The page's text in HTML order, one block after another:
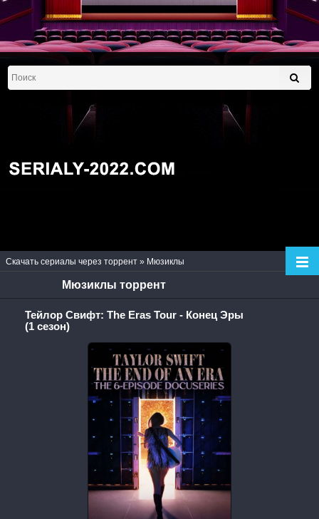
Скачать сериалы через торрент » Мюзиклы
Мюзиклы торрент
Тейлор Свифт: The Eras Tour - Конец Эры
(1 сезон)